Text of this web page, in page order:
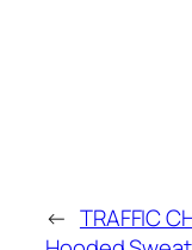
← TRAFFIC